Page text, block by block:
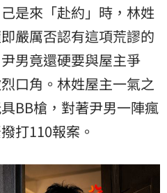
是來「赴約」時，林姓
嚴厲否認有這項荒謬的
男竟還硬要與屋主爭
口角。林姓屋主一氣之
BB槍，對著尹男一陣瘋
打110報案。